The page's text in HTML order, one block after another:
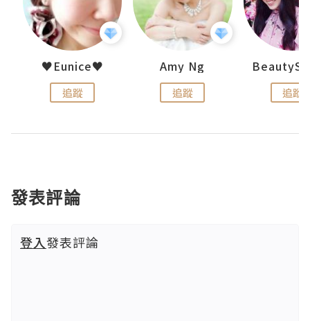
♥Eunice♥
追蹤
Amy Ng
追蹤 追蹤
發表評論
登入發表評論